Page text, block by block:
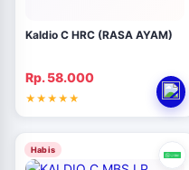
Kaldio C HRC (RASA AYAM)
Rp. 58.000
Habis